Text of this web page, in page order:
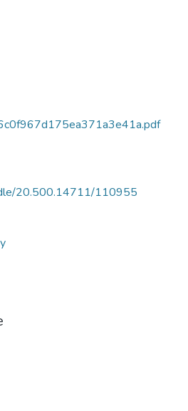
20.500.14711/110955